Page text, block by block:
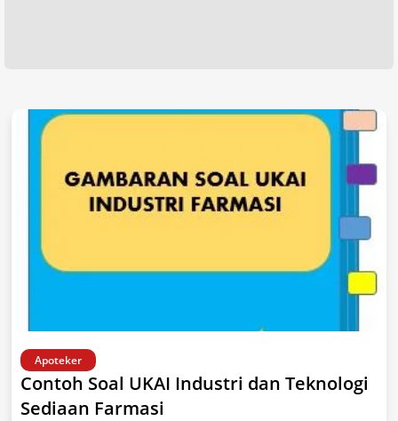
Apoteker
Contoh Soal UKAI Industri dan Teknologi
Sediaan Farmasi